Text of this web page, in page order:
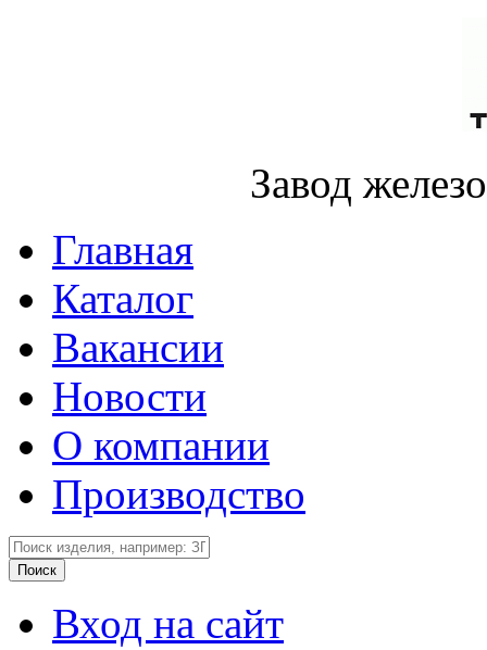
Завод
Главная
Каталог
Вакансии
Новости
О компании
Производство
Вход на сайт